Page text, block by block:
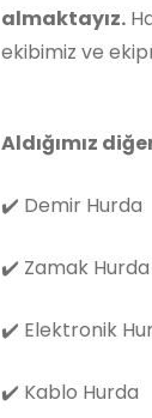
almaktayız.
ekibimiz ve
Aldığımız
✔️ Demir Hurda
✔️ Zamak Hurda
✔️ Elektronik
✔️ Kablo Hurda